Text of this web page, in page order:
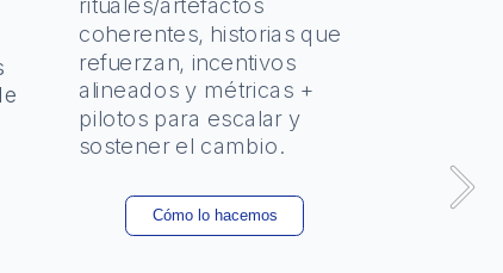
coherentes, historias que
refuerzan, incentivos
alineados y métricas +
pilotos para escalar y
sostener el cambio.
¿Aplicamos estas metodologías a tu reto?
Qué hacemos